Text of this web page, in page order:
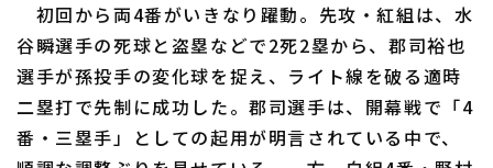
運営会社（別ウィンドウで開く） よくある質問
特定商取引法の表示 アルバイト募集（別ウィンドウで開く
初回から両4番がいきなり躍動。先攻・紅組は、水
谷瞬選手の死球と盗塁などで2死2塁から、郡司裕也
選手が孫投手の変化球を捉え、ライト線を破る適時
二塁打で先制に成功した。郡司選手は、開幕戦で「4
番・三塁手」としての起用が明言されている中で、